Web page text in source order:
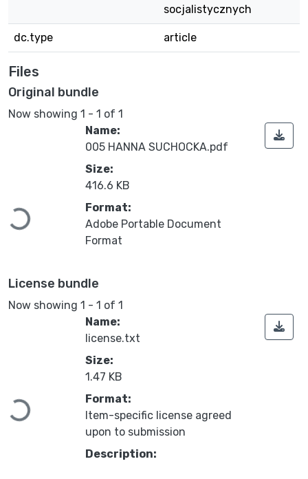
socjalistycznych
dc.type article
Files
Original bundle
Now showing 1 - 1 of 1
Loading...
Name:
005 HANNA SUCHOCKA.pdf
Size:
416.6 KB
Format:
Adobe Portable Document
Format
License bundle
Now showing 1 - 1 of 1
Loading...
Name:
license.txt
Size:
1.47 KB
Format:
Item-specific license agreed
upon to submission
Description: